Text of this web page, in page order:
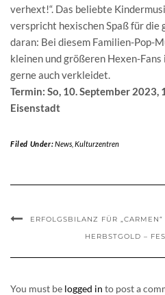
verhext!“. Das beliebte
verspricht hexischen Spaß für die
daran: Bei diesem Familien-Pop-
kleinen und größeren Hexen-
gerne auch verkleidet.
Termin: So, 10. September 2023,
Eisenstadt
Filed Under:News, Kulturzentren
ERFOLGSBILANZ FÜR
HERBSTGOLD –
You must be logged in to post a